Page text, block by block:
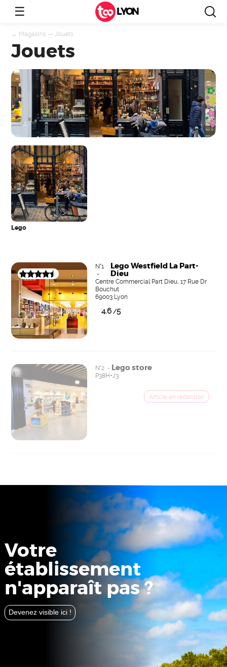
☰ LYON
← Magasins — Jouets
Jouets
Lego
N°1
-
Lego Westfield La Part-
Dieu
Centre Commercial Part Dieu, 17 Rue Dr
Bouchut
69003 Lyon
4.6 /5
N°2 - Lego store
P38H+J3
Votre
établissement
n'apparaît pas ?
Devenez visible ici !